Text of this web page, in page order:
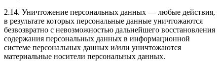
2.14. Уничтожение персональных данных — любые действия,
в результате которых персональные данные уничтожаются
безвозвратно с невозможностью дальнейшего восстановления
содержания персональных данных в информационной
системе персональных данных и/или уничтожаются
материальные носители персональных данных.